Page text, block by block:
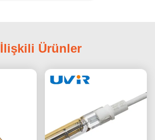
İlişkili Ürünler